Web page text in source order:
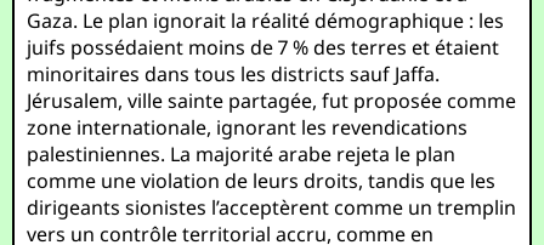
Gaza. Le plan ignorait la réalité démographique : les
juifs possédaient moins de 7 % des terres et étaient
minoritaires dans tous les districts sauf Jaffa.
Jérusalem, ville sainte partagée, fut proposée comme
zone internationale, ignorant les revendications
palestiniennes. La majorité arabe rejeta le plan
comme une violation de leurs droits, tandis que les
dirigeants sionistes l’acceptèrent comme un tremplin
vers un contrôle territorial accru, comme en